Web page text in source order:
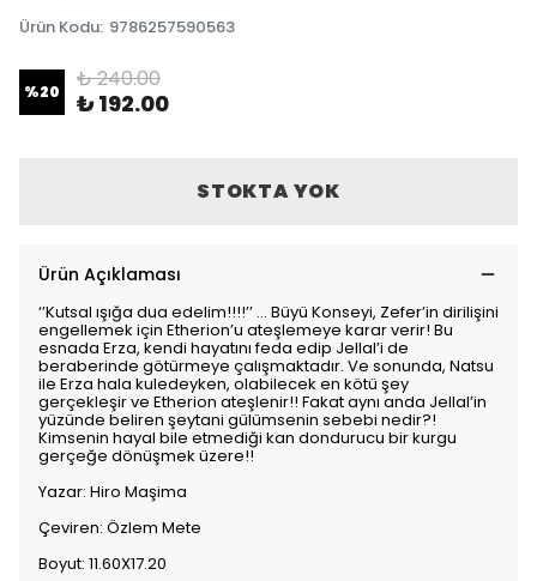
Ürün Kodu: 9786257590563
%20 ₺ 240.00
₺ 192.00
STOKTA YOK
Ürün Açıklaması
‘’Kutsal ışığa dua edelim!!!!’’ … Büyü Konseyi, Zefer’in dirilişini
engellemek için Etherion’u ateşlemeye karar verir! Bu
esnada Erza, kendi hayatını feda edip Jellal’i de
beraberinde götürmeye çalışmaktadır. Ve sonunda, Natsu
ile Erza hala kuledeyken, olabilecek en kötü şey
gerçekleşir ve Etherion ateşlenir!! Fakat aynı anda Jellal’in
yüzünde beliren şeytani gülümsenin sebebi nedir?!
Kimsenin hayal bile etmediği kan dondurucu bir kurgu
gerçeğe dönüşmek üzere!!
Yazar: Hiro Maşima
Çeviren: Özlem Mete
Boyut: 11.60X17.20